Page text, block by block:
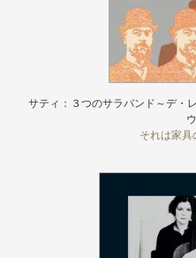
サティ：３つのサラバンド～デ
それは家具